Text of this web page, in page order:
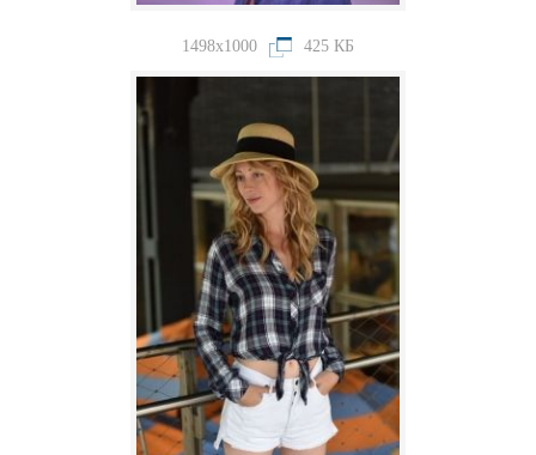
1498x1000 425 КБ